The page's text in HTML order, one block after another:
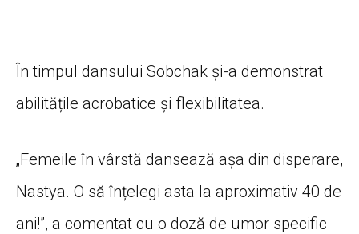
În timpul dansului Sobchak și-a demonstrat
abilitățile acrobatice și flexibilitatea.
„Femeile în vârstă dansează așa din disperare,
Nastya. O să înțelegi asta la aproximativ 40 de
ani!”, a comentat cu o doză de umor specific